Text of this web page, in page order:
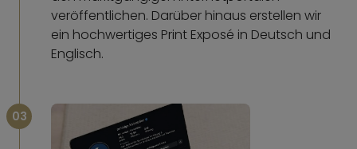
veröffentlichen. Darüber hinaus erstellen wir
ein hochwertiges Print Exposé in Deutsch und
Englisch.
03